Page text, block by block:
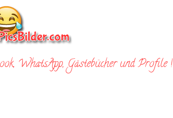
WhatsApp, Gästebücher und Profile !